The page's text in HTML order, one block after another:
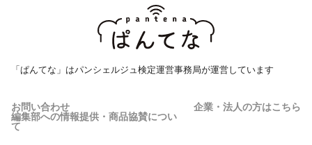
「ぱんてな」はパンシェルジュ検定運営事務局が運営しています
お問い合わせ 企業・法人の方はこちら
編集部への情報提供・商品協賛につい
て